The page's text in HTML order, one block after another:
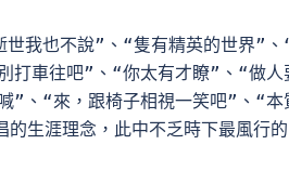
我也不說”、“隻有精英的世界”
打車往吧”、“你太有才瞭”、“做
”、“來，跟椅子相視一笑吧”、“
的生涯理念，此中不乏時下最風行